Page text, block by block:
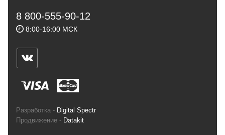
Геннадьевич
ИНН 590300057023 ОГРН 304590319000121
ул.Советская, 25, магазин Басег.
Тел./факс (342) 2101242
8 800-555-90-12
8:00-16:00 МСК
Разработка - Digital Spectr
Продвижение - Datakit